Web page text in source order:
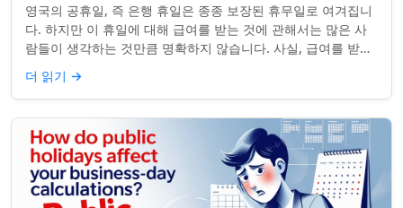
영국의 공휴일, 즉 은행 휴일은 종종 보장된 휴무일로 여겨집니
다. 하지만 이 휴일에 대해 급여를 받는 것에 관해서는 많은 사
람들이 생각하는 것만큼 명확하지 않습니다. 사실, 급여를 받거
더 읽기 →